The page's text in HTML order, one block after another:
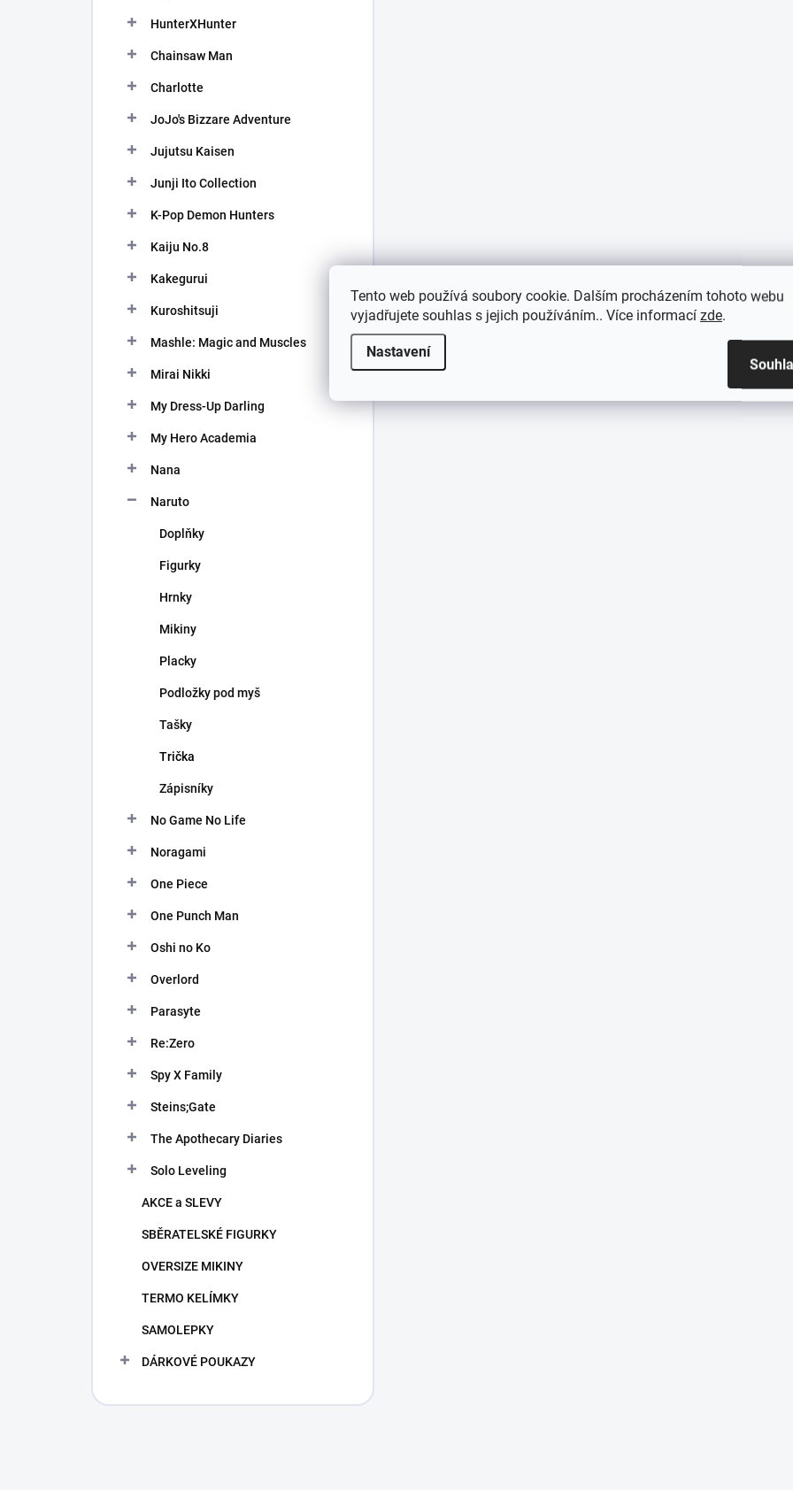
Tento web používá soubory cookie. Dalším procházením tohoto webu
vyjadřujete souhlas s jejich používáním.. Více informací zde.
Nastavení
HunterXHunter
Chainsaw Man
Charlotte
JoJo's Bizzare Adventure
Jujutsu Kaisen
Junji Ito Collection
K-Pop Demon Hunters
Kaiju No.8
Kakegurui
Kuroshitsuji
Mashle: Magic and Muscles
Mirai Nikki
My Dress-Up Darling
My Hero Academia
Nana
Naruto
Doplňky
Figurky
Hrnky
Mikiny
Placky
Podložky pod myš
Tašky
Trička
Zápisníky
No Game No Life
Noragami
One Piece
One Punch Man
Oshi no Ko
Overlord
Parasyte
Re:Zero
Spy X Family
Steins;Gate
The Apothecary Diaries
Solo Leveling
AKCE a SLEVY
SBĚRATELSKÉ FIGURKY
OVERSIZE MIKINY
TERMO KELÍMKY
SAMOLEPKY
DÁRKOVÉ POUKAZY